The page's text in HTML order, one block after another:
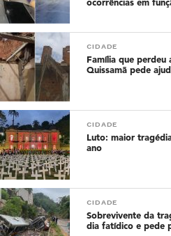
ocorrências em
CIDADE
Família que perdeu
Quissamã pede
CIDADE
Luto: maior
ano
CIDADE
Sobrevivente da
dia fatídico e pede